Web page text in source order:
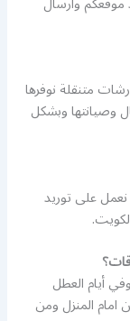
متنقلة نوفرها
وصيانتها وبشكل
على توريد
وفي أيام العطل
امام المنزل ومن